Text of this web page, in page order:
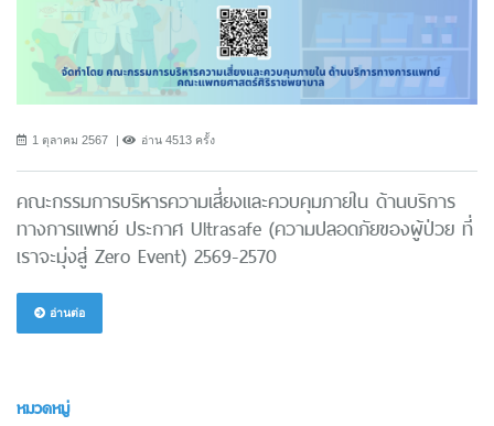
1 ตุลาคม 2567 อ่าน 4513 ครั้ง
คณะกรรมการบริหารความเสี่ยงและควบคุมภายใน ด้านบริการ
ทางการแพทย์ ประกาศ Ultrasafe (ความปลอดภัยของผู้ป่วย ที่
เราจะมุ่งสู่ Zero Event) 2569-2570
อ่านต่อ
หมวดหมู่